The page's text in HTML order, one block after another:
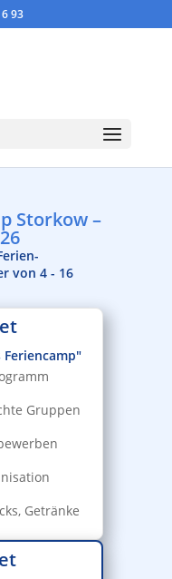
93
Storkow –
von 4 - 16
Gruppen
Getränke